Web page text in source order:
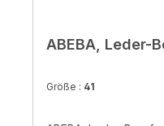
ABEBA, Leder-
Größe : 41